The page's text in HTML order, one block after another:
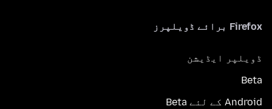
Firefox برائے ڈویلپرز
ڈویلپر ایڈیشن
Beta
Android کے لئے Beta